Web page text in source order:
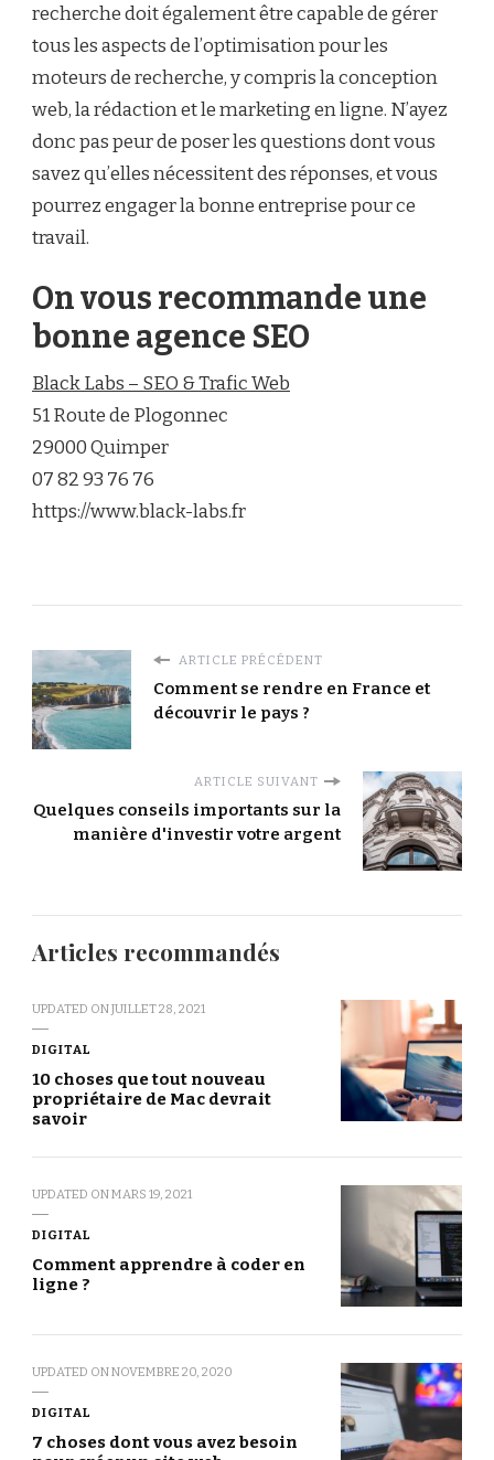
recherche doit également être capable de gérer
tous les aspects de l’optimisation pour les
moteurs de recherche, y compris la conception
web, la rédaction et le marketing en ligne. N’ayez
donc pas peur de poser les questions dont vous
savez qu’elles nécessitent des réponses, et vous
pourrez engager la bonne entreprise pour ce
travail.
On vous recommande une
bonne agence SEO
Black Labs – SEO & Trafic Web
51 Route de Plogonnec
29000 Quimper
07 82 93 76 76
https://www.black-labs.fr
ARTICLE PRÉCÉDENT
Comment se rendre en France et
découvrir le pays ?
ARTICLE SUIVANT
Quelques conseils importants sur la
manière d'investir votre argent
Articles recommandés
UPDATED ONJUILLET 28, 2021
DIGITAL
10 choses que tout nouveau
propriétaire de Mac devrait
savoir
UPDATED ONMARS 19, 2021
DIGITAL
Comment apprendre à coder en
ligne ?
UPDATED ONNOVEMBRE 20, 2020
DIGITAL
7 choses dont vous avez besoin